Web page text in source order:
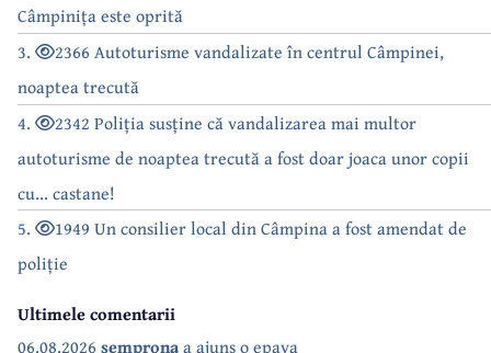
Câmpinița este oprită
3.
2366 Autoturisme vandalizate în centrul Câmpinei,
noaptea trecută
4.
2342 Poliția susține că vandalizarea mai multor
autoturisme de noaptea trecută a fost doar joaca unor copii
cu... castane!
5.
1949 Un consilier local din Câmpina a fost amendat de
poliție
Ultimele comentarii
06.08.2026 sempronaa ajuns o epava